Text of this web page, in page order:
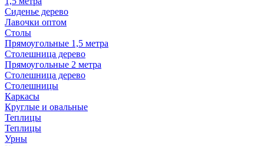
Сиденье дерево
Лавочки оптом
Столы
Прямоугольные 1,5 метра
Столешница дерево
Прямоугольные 2 метра
Столешница дерево
Столешницы
Каркасы
Круглые и овальные
Теплицы
Теплицы
Урны